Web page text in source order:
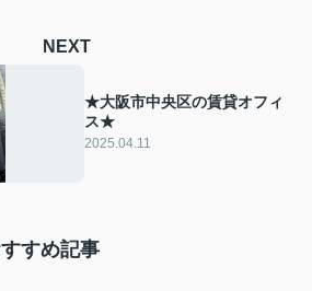
NEXT
★大阪市中央区の賃貸オフィ
ス★
2025.04.11
すめ記事